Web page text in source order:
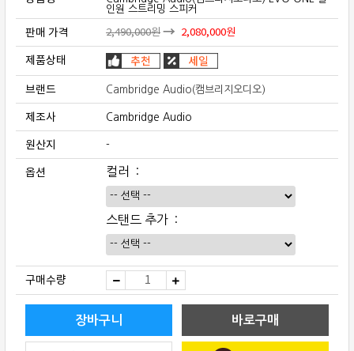
인원 스트리밍 스피커
판매 가격 2,490,000원 2,080,000원
제품상태
브랜드 Cambridge Audio(캠브리지오디오)
제조사 Cambridge Audio
원산지 -
옵션 컬러
스탠드 추가
구매수량
Cambridge
Audio(캠
브
리
지
디
장바구니 바로구매